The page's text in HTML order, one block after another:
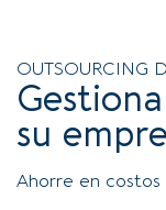
OUTSOURCING
su
Ahorre en costos